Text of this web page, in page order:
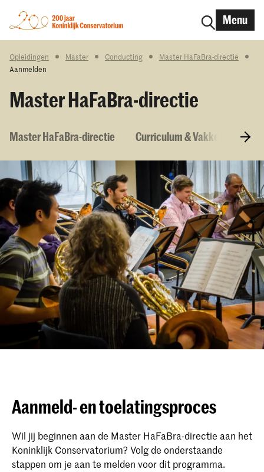
Menu
Opleidingen Master Conducting
Master HaFaBra-directie
Aanmelden
Master HaFaBra-directie
Master HaFaBra-directie Curriculum & Vakken
Aanmeld- en toelatingsproces
Wil jij beginnen aan de Master HaFaBra-directie aan het
Koninklijk Conservatorium? Volg de onderstaande
stappen om je aan te melden voor dit programma.